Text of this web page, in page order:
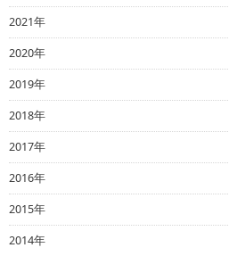
2021年
2020年
2019年
2018年
2017年
2016年
2015年
2014年